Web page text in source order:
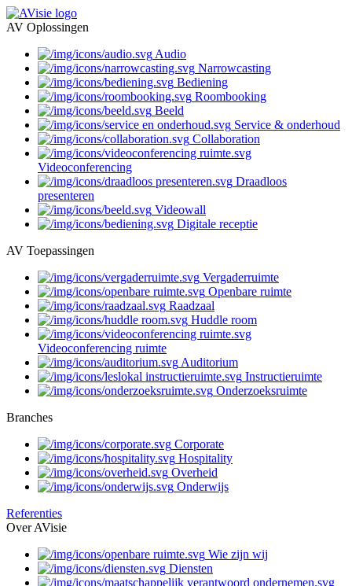
AV Oplossingen
Audio
Narrowcasting
Bediening
Roombooking
Beeld
Service & onderhoud
Collaboration
Videoconferencing
Draadloos
presenteren
Videowall
Digitale receptie
AV Toepassingen
Vergaderruimte
Openbare ruimte
Raadzaal
Huddle room
Videoconferencing ruimte
Auditorium
Instructieruimte
Onderzoeksruimte
Branches
Corporate
Hospitality
Overheid
Onderwijs
Referenties
Over AVisie
Wie zijn wij
Diensten